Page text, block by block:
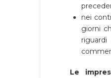
nei
giorni
Le